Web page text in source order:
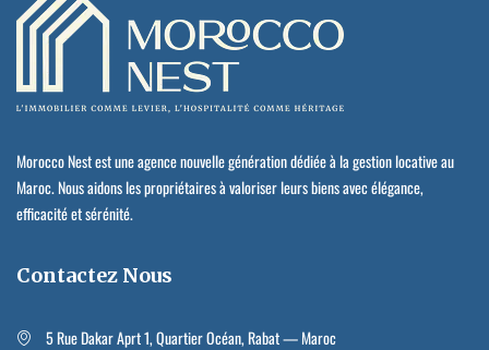
Morocco Nest est une agence nouvelle génération dédiée à la gestion locative au
Maroc. Nous aidons les propriétaires à valoriser leurs biens avec élégance,
efficacité et sérénité.
Contactez Nous
5 Rue Dakar Aprt 1, Quartier Océan, Rabat — Maroc